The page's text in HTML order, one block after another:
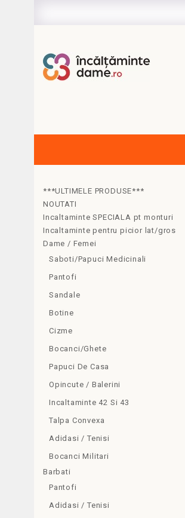
***ULTIMELE PRODUSE***
NOUTATI
Incaltaminte SPECIALA pt monturi
Incaltaminte pentru picior lat/gros
Dame / Femei
Saboti/Papuci Medicinali
Pantofi
Sandale
Botine
Cizme
Bocanci/Ghete
Papuci De Casa
Opincute / Balerini
Incaltaminte 42 Si 43
Talpa Convexa
Adidasi / Tenisi
Bocanci Militari
Barbati
Pantofi
Adidasi / Tenisi